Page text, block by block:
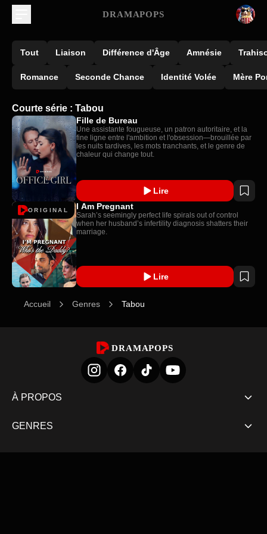
DRAMAPOPS
Tout Liaison Différence d'Âge Amnésie
Romance Seconde Chance Identité Volée Mère
Courte série : Tabou
Fille de Bureau
Une assistante fougueuse, un patron autoritaire, et la
fine ligne entre l'ambition et l'obsession—brouillée par
les nuits tardives, les mots tranchants, et le genre de
chaleur qui change tout.
Lire
ORIGINAL I Am Pregnant
Sarah’s seemingly perfect life spirals out of control
when her husband’s infertility diagnosis shatters their
marriage.
Lire
Accueil Genres Tabou
DRAMAPOPS
À PROPOS
GENRES